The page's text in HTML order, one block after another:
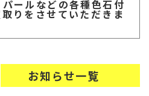
ールなどの各種色石付
りをさせていただきま
お知らせ一覧